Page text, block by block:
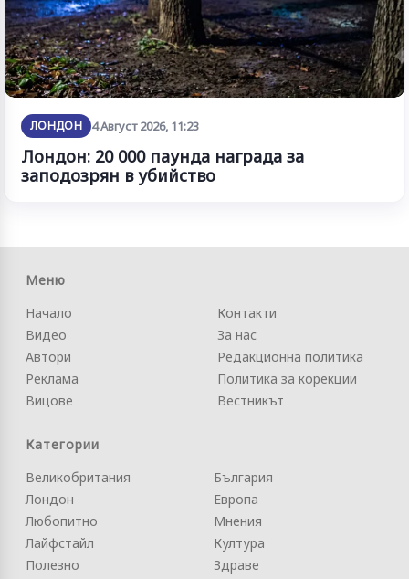
ЛОНДОН 4 Август 2026, 11:23
Лондон: 20 000 паунда награда за
заподозрян в убийство
Меню
Начало
Видео
Автори
Реклама
Вицове
Контакти
За нас
Редакционна политика
Политика за корекции
Вестникът
Категории
Великобритания
Лондон
Любопитно
Лайфстайл
Полезно
България
Европа
Мнения
Култура
Здраве